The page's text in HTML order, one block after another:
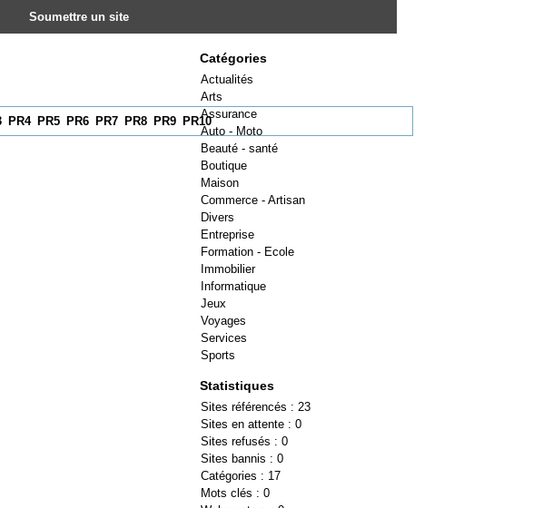
Soumettre un site
Catégories
Actualités
Arts
Assurance
Auto - Moto
Beauté - santé
Boutique
Maison
Commerce - Artisan
Divers
Entreprise
Formation - Ecole
Immobilier
Informatique
Jeux
Voyages
Services
Sports
Statistiques
Sites référencés : 23
Sites en attente : 0
Sites refusés : 0
Sites bannis : 0
Catégories : 17
Mots clés : 0
PR4 PR5 PR6 PR7 PR8 PR9 PR10